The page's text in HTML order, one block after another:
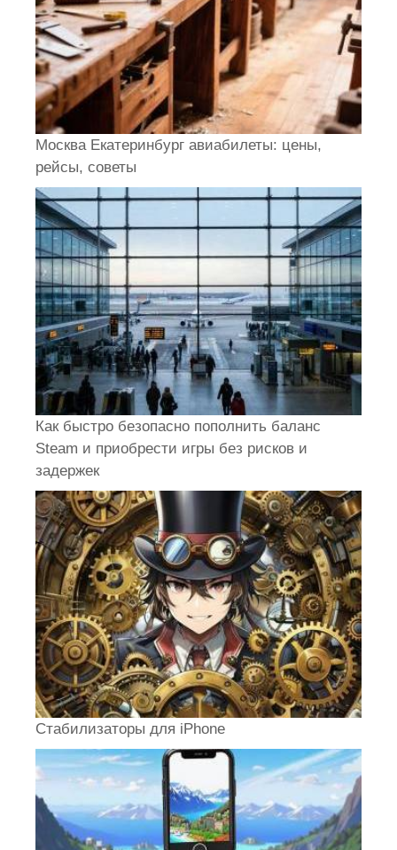
Москва Екатеринбург авиабилеты: цены,
рейсы, советы
Как быстро безопасно пополнить баланс
Steam и приобрести игры без рисков и
задержек
Стабилизаторы для iPhone